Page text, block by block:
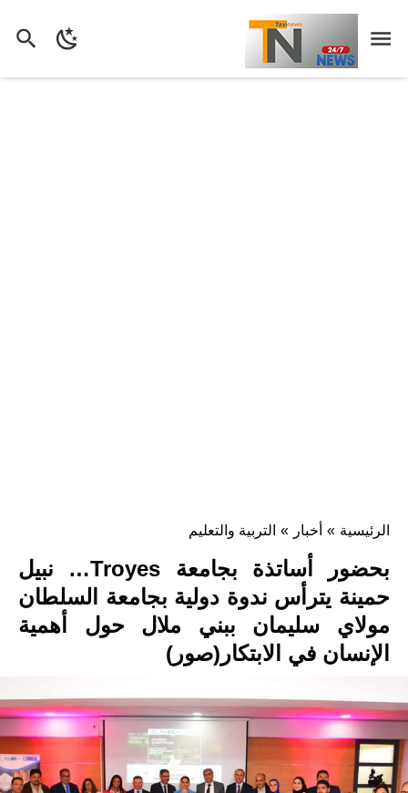
الرئيسية » أخبار » التربية والتعليم
بحضور أساتذة بجامعة Troyes… نبيل
حمينة يترأس ندوة دولية بجامعة السلطان
مولاي سليمان ببني ملال حول أهمية
الإنسان في الابتكار(صور)